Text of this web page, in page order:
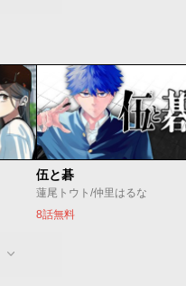
伍と碁
蓮尾トウト/仲里はるな
8話無料